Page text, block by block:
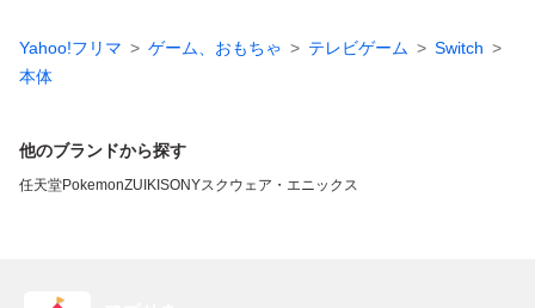
Yahoo!フリマ ゲーム、おもちゃ テレビゲーム
Switch
本体
他のブランドから探す
任天堂PokemonZUIKI SONYスクウェア・エニックス